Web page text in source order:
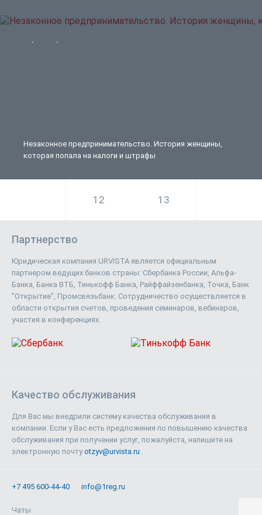
Незаконное предпринимательство. История женщины,
которая попала на налоги и штрафы
12 13
Партнерство
Юридическая компания URVISTA является официальным
партнером ведущих банков страны: Сбербанка России, Альфа-
Банка, Банка ВТБ, Тинькофф Банка, Райффайзенбанка, Точка, Банк
"Открытие", Промсвязьбанк. Сотрудничество осуществляется в
области открытия счетов, проведения семинаров, вебинаров,
участия в конференциях.
Качество обслуживания
Для Вас мы внедрили систему качества обслуживания в
компании. Если у Вас есть предложения по повышению качества
обслуживания при получении услуг, пожалуйста, напишите на
электронную почтуotzyv@urvista.ru.
+7 495 600-44-40 info@1reg.ru
Чаты